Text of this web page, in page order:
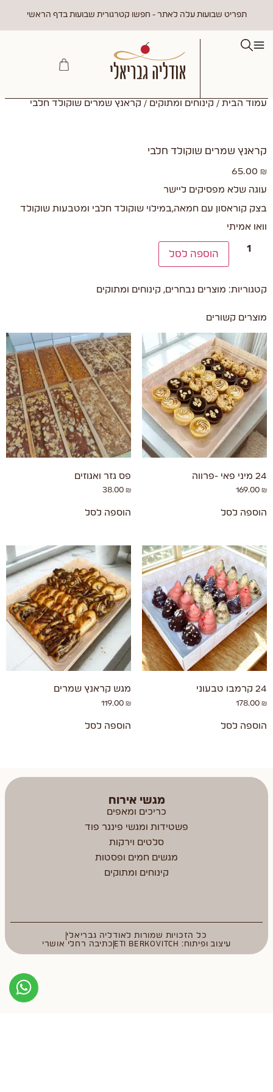
תפריט שבועות עלה לאתר - חפשו קטרגורית שבועות בדף הראשי
עמוד הבית / קינוחים ומתוקים / קראנץ שמרים שוקולד חלבי
קראנץ שמרים שוקולד חלבי
65.00 ₪
עוגה שלא מפסיקים ליישר
בצק קוראסון עם חמאה,במילוי שוקולד חלבי ומטבעות שוקולד
וואו אמיתי
הוספה לסל
קטגוריות: מוצרים נבחרים, קינוחים ומתוקים
מוצרים קשורים
24 מיני פאי -פרווה
169.00 ₪
הוספה לסל
פס גזר ואגוזים
38.00₪
הוספה לסל
24 קרמבו טבעוני
178.00 ₪
הוספה לסל
מגש קראנץ שמרים
119.00₪
הוספה לסל
מגשי אירוח
כריכים ומאפים
פשטידות ומגשי פינגר פוד
סלטים וירקות
מגשים חמים ופסטות
קינוחים ומתוקים
כל הזכויות שמורות לאודליה גבריאלי
עיצוב ופיתוח: ETI BERKOVITCH
כתיבה רחלי אושרי